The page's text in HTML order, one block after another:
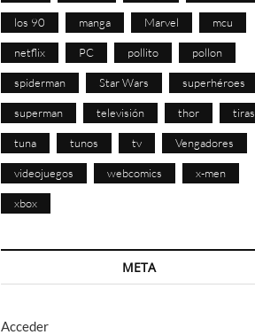
los 90 manga Marvel mcu
netflix PC pollito pollon
spiderman Star Wars superhéroes
superman televisión thor tiras
tuna tunos tv Vengadores
videojuegos webcomics x-men
xbox
META
Acceder